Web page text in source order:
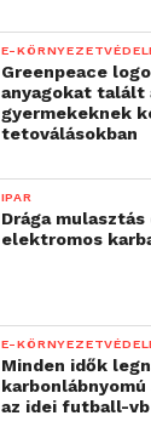
E-
Greenpeace
anyagokat talált
gyermekeknek
tetoválásokban
IPAR
Drága
elektromos
E-
Minden idők
az idei futball-vb